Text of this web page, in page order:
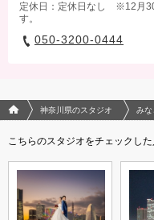
定休日：定休日なし ※12月
す。
050-3200-0444
フォトウエディング/結婚写真の
神奈川県のスタジオ みな
こちらのスタジオをチェックし